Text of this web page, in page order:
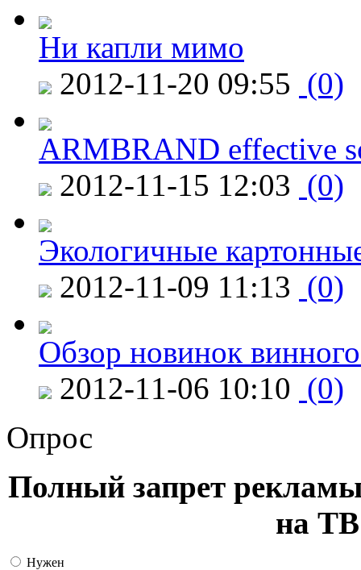
Ни капли мимо
2012-11-20 09:55 (0)
ARMBRAND effective
2012-11-15 12:03 (0)
Экологичные
2012-11-09 11:13 (0)
Обзор новинок
2012-11-06 10:10 (0)
Опрос
Полный запрет
на ТВ
Нужен